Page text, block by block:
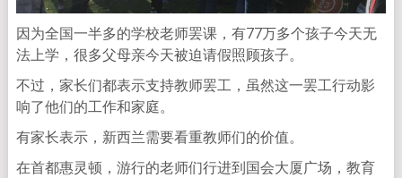
因为全国一半多的学校老师罢课，有77万多个孩子今天无
法上学，很多父母亲今天被迫请假照顾孩子。
不过，家长们都表示支持教师罢工，虽然这一罢工行动影
响了他们的工作和家庭。
有家长表示，新西兰需要看重教师们的价值。
在首都惠灵顿，游行的老师们行进到国会大厦广场，教育